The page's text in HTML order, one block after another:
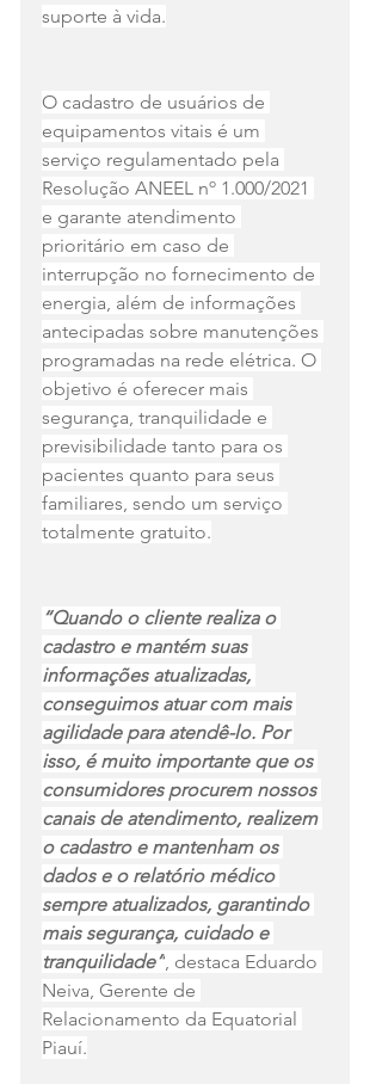
suporte à vida.
O cadastro de usuários de
equipamentos vitais é um
serviço regulamentado pela
Resolução ANEEL nº 1.000/2021
e garante atendimento
prioritário em caso de
interrupção no fornecimento de
energia, além de informações
antecipadas sobre manutenções
programadas na rede elétrica. O
objetivo é oferecer mais
segurança, tranquilidade e
previsibilidade tanto para os
pacientes quanto para seus
familiares, sendo um serviço
totalmente gratuito.
“Quando o cliente realiza o
cadastro e mantém suas
informações atualizadas,
conseguimos atuar com mais
agilidade para atendê-lo. Por
isso, é muito importante que os
consumidores procurem nossos
canais de atendimento, realizem
o cadastro e mantenham os
dados e o relatório médico
sempre atualizados, garantindo
mais segurança, cuidado e
tranquilidade”, destaca Eduardo
Neiva, Gerente de
Relacionamento da Equatorial
Piauí.